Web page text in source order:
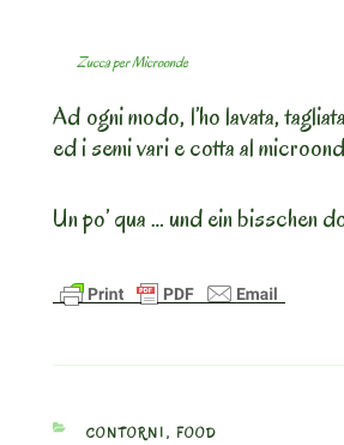
Zucca per Microonde
Ad ogni modo, l’ho lavata,
ed i semi vari e cotta al
Un po’ qua … und ein bisschen
CATEGORIES
CONTORNI , FOOD